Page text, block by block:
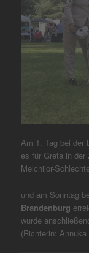
Am 1. Tag bei der
es für Greta in
Melchijor-
und am Sonntag
Brandenburg
wurde
(Richterin: Annuka